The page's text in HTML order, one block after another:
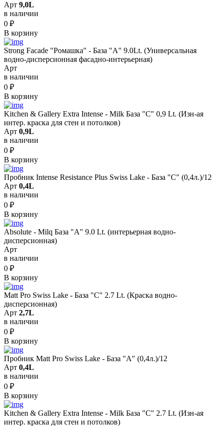
Арт 9,0L
в наличии
0 ₽
В корзину
Strong Facade "Ромашка" - База "А" 9.0Lt. (Универсальная
водно-дисперсионная фасадно-интерьерная)
Арт
в наличии
0 ₽
В корзину
Kitchen & Gallery Extra Intense - Milk База "C" 0,9 Lt. (Изн-ая
интер. краска для стен и потолков)
Арт 0,9L
в наличии
0 ₽
В корзину
Пробник Intense Resistance Plus Swiss Lake - База "С" (0,4л.)/12
Арт 0,4L
в наличии
0 ₽
В корзину
Absolute - Milq База "A" 9.0 Lt. (интерьерная водно-
дисперсионная)
Арт
в наличии
0 ₽
В корзину
Matt Pro Swiss Lake - База "C" 2.7 Lt. (Краска водно-
дисперсионная)
Арт 2,7L
в наличии
0 ₽
В корзину
Пробник Matt Pro Swiss Lake - База "A" (0,4л.)/12
Арт 0,4L
в наличии
0 ₽
В корзину
Kitchen & Gallery Extra Intense - Milk База "C" 2.7 Lt. (Изн-ая
интер. краска для стен и потолков)